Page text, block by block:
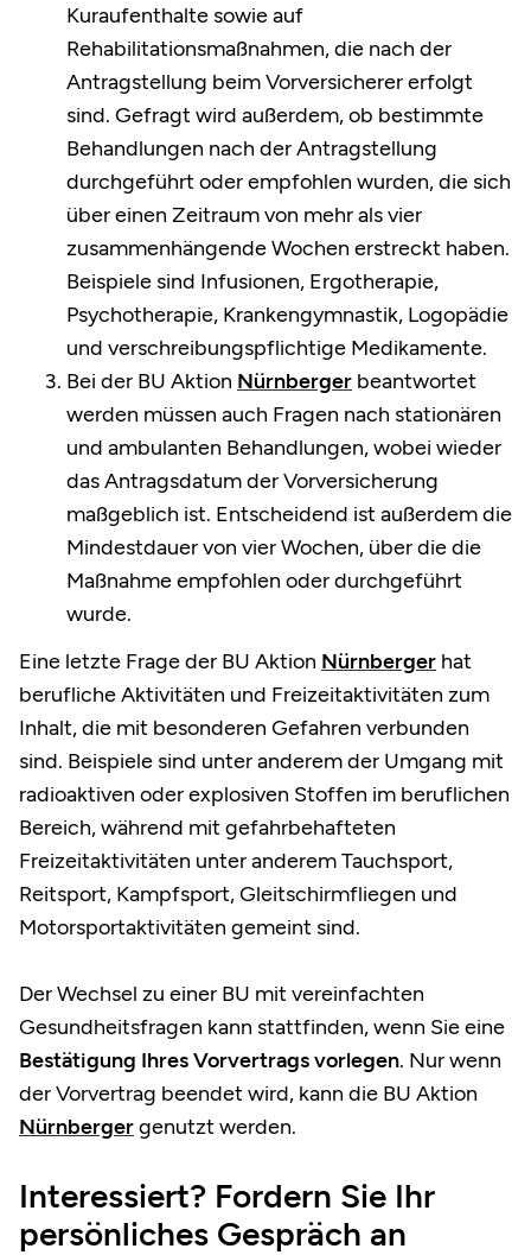
Kuraufenthalte sowie auf
Rehabilitationsmaßnahmen, die nach der
Antragstellung beim Vorversicherer erfolgt
sind. Gefragt wird außerdem, ob bestimmte
Behandlungen nach der Antragstellung
durchgeführt oder empfohlen wurden, die sich
über einen Zeitraum von mehr als vier
zusammenhängende Wochen erstreckt haben.
Beispiele sind Infusionen, Ergotherapie,
Psychotherapie, Krankengymnastik, Logopädie
und verschreibungspflichtige Medikamente.
Bei der BU Aktion Nürnberger beantwortet
werden müssen auch Fragen nach stationären
und ambulanten Behandlungen, wobei wieder
das Antragsdatum der Vorversicherung
maßgeblich ist. Entscheidend ist außerdem die
Mindestdauer von vier Wochen, über die die
Maßnahme empfohlen oder durchgeführt
wurde.
Eine letzte Frage der BU Aktion Nürnberger hat
berufliche Aktivitäten und Freizeitaktivitäten zum
Inhalt, die mit besonderen Gefahren verbunden
sind. Beispiele sind unter anderem der Umgang mit
radioaktiven oder explosiven Stoffen im beruflichen
Bereich, während mit gefahrbehafteten
Freizeitaktivitäten unter anderem Tauchsport,
Reitsport, Kampfsport, Gleitschirmfliegen und
Motorsportaktivitäten gemeint sind.
Der Wechsel zu einer BU mit vereinfachten
Gesundheitsfragen kann stattfinden, wenn Sie eine
Bestätigung Ihres Vorvertrags vorlegen. Nur wenn
der Vorvertrag beendet wird, kann die BU Aktion
Nürnbergergenutzt werden.
Interessiert? Fordern Sie Ihr
persönliches Gespräch an